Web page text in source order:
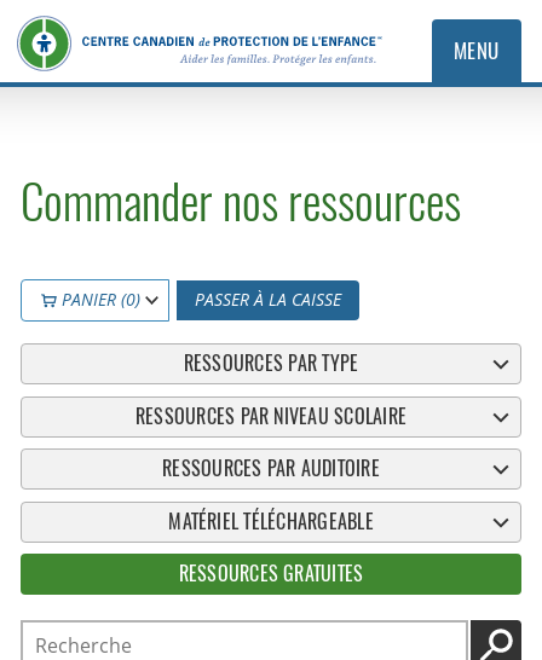
MENU
Commander nos ressources
PANIER (0) PASSER À LA CAISSE
RESSOURCES PAR TYPE
RESSOURCES PAR NIVEAU SCOLAIRE
RESSOURCES PAR AUDITOIRE
MATÉRIEL TÉLÉCHARGEABLE
RESSOURCES GRATUITES
Recherche